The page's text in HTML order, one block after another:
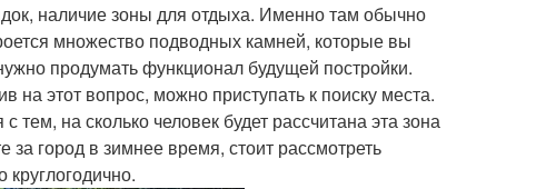
наличие зоны для отдыха. Именно там обычно
множество подводных камней, которые вы
продумать функционал будущей постройки.
этот вопрос, можно приступать к поиску места.
на сколько человек будет рассчитана эта зона
город в зимнее время, стоит рассмотреть